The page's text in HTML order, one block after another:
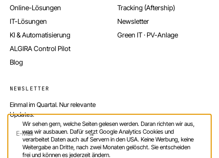
Online-Lösungen
IT-Lösungen
KI & Automatisierung
ALGIRA Control Pilot
Blog
Tracking (Aftership)
Newsletter
Green IT · PV-Anlage
NEWSLETTER
Einmal im Quartal. Nur relevante
Updates.
→
Wir sehen gern, welche Seiten gelesen werden. Daran richten wir aus,
was wir ausbauen. Dafür setzt Google Analytics Cookies und
verarbeitet Daten auch auf Servern in den USA. Keine Werbung, keine
Weitergabe an Dritte, nach zwei Monaten gelöscht. Sie entscheiden
frei und können es jederzeit ändern.